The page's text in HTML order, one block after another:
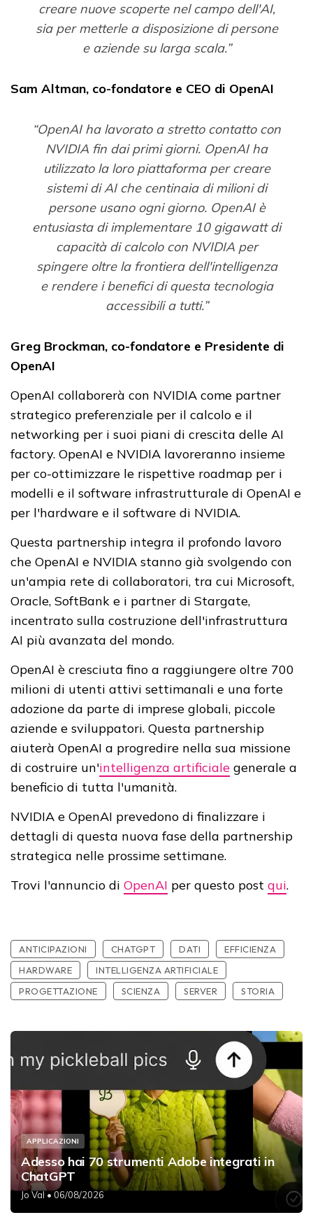
creare nuove scoperte nel campo dell'AI,
sia per metterle a disposizione di persone
e aziende su larga scala.”
Sam Altman, co-fondatore e CEO di OpenAI
“OpenAI ha lavorato a stretto contatto con
NVIDIA fin dai primi giorni. OpenAI ha
utilizzato la loro piattaforma per creare
sistemi di AI che centinaia di milioni di
persone usano ogni giorno. OpenAI è
entusiasta di implementare 10 gigawatt di
capacità di calcolo con NVIDIA per
spingere oltre la frontiera dell'intelligenza
e rendere i benefici di questa tecnologia
accessibili a tutti.”
Greg Brockman, co-fondatore e Presidente di
OpenAI
OpenAI collaborerà con NVIDIA come partner
strategico preferenziale per il calcolo e il
networking per i suoi piani di crescita delle AI
factory. OpenAI e NVIDIA lavoreranno insieme
per co-ottimizzare le rispettive roadmap per i
modelli e il software infrastrutturale di OpenAI e
per l'hardware e il software di NVIDIA.
Questa partnership integra il profondo lavoro
che OpenAI e NVIDIA stanno già svolgendo con
un'ampia rete di collaboratori, tra cui Microsoft,
Oracle, SoftBank e i partner di Stargate,
incentrato sulla costruzione dell'infrastruttura
AI più avanzata del mondo.
OpenAI è cresciuta fino a raggiungere oltre 700
milioni di utenti attivi settimanali e una forte
adozione da parte di imprese globali, piccole
aziende e sviluppatori. Questa partnership
aiuterà OpenAI a progredire nella sua missione
di costruire un'intelligenza artificiale generale a
beneficio di tutta l'umanità.
NVIDIA e OpenAI prevedono di finalizzare i
dettagli di questa nuova fase della partnership
strategica nelle prossime settimane.
Trovi l'annuncio di OpenAI per questo post qui.
ANTICIPAZIONI CHATGPT DATI
EFFICIENZA
HARDWARE
INTELLIGENZA ARTIFICIALE
PROGETTAZIONE
SCIENZA SERVER STORIA
APPLICAZIONI
Adesso hai 70 strumenti Adobe integrati in
ChatGPT
Jo Val • 06/08/2026